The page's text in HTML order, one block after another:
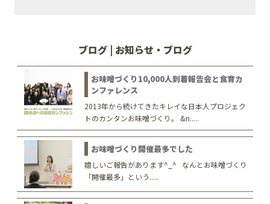
ブログ | お知らせ・ブログ
お味噌づくり10,000人到着報告会と食育カ
ンファレンス
2013年から続けてきたキレイな日本人プロジェク
トのカンタンお味噌づくり。 &n.....
お味噌づくり開催最多でした
嬉しいご報告があります^_^ なんとお味噌づくり
「開催最多」という.....